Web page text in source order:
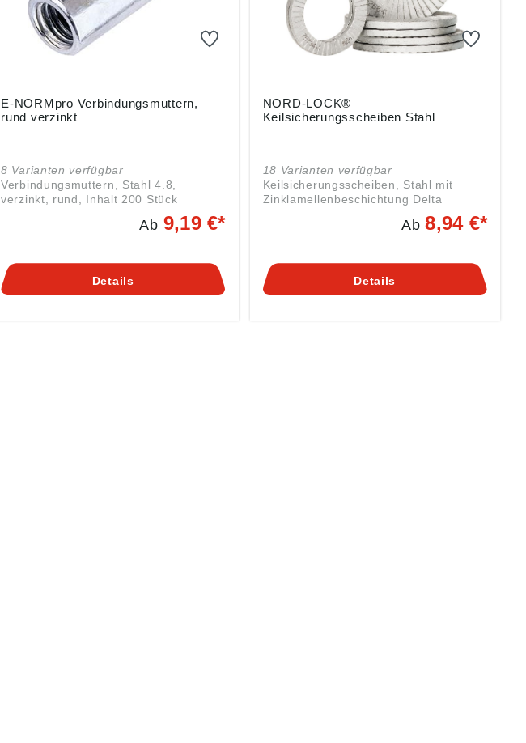
E-NORMpro Verbindungsmuttern,
rund verzinkt
8 Varianten verfügbar
Verbindungsmuttern, Stahl 4.8,
verzinkt, rund, Inhalt 200 Stück
Produktsicherheitsverordnung ((EU)
42389 Wuppertal, DE,
webkontakt@ede.de
Ab 9,19 €*
Details
NORD-LOCK®
Keilsicherungsscheiben Stahl
18 Varianten verfügbar
Keilsicherungsscheiben, Stahl mit
Zinklamellenbeschichtung Delta
1.7182 oder gleichwertig,
Reibung gesichert • Innenseite mit
Keilfläche, Außenseite mit Radialrippen
Ab8,94 €*
Details